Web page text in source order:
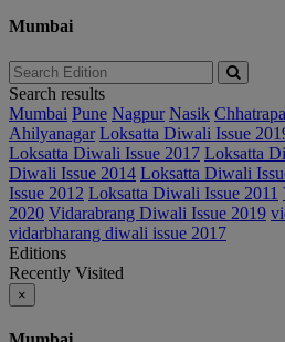
Mumbai
Search results
Mumbai Pune Nagpur Nasik
Ahilyanagar Loksatta Diwali Issue
Loksatta Diwali Issue 2017 Loksatta
Diwali Issue 2014 Loksatta Diwali
Issue 2012 Loksatta Diwali Issue 2011
2020 Vidarabrang Diwali Issue 2019
vidarbharang diwali issue 2017
Editions
Recently Visited
×